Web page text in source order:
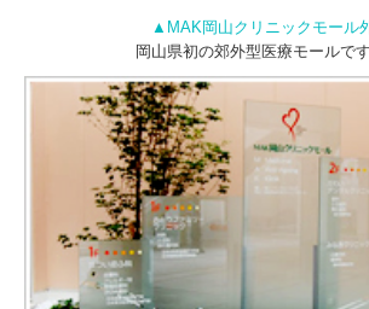
▲MAK岡山クリニックモール
岡山県初の郊外型医療モールです